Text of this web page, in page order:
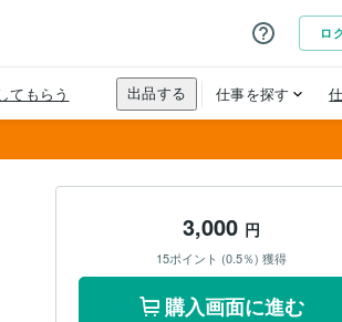
3,000 円
15ポイント (0.5％) 獲得
購入画面に進む